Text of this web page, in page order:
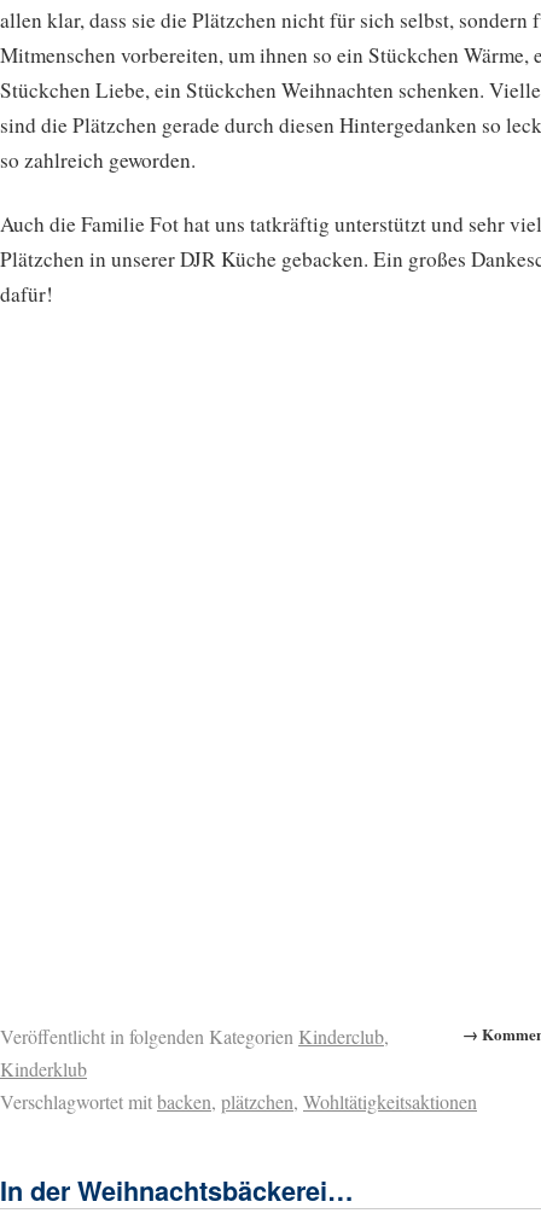
allen klar, dass sie die Plätzchen nicht für sich selbst, sondern
Mitmenschen vorbereiten, um ihnen so ein Stückchen Wärme,
Stückchen Liebe, ein Stückchen Weihnachten schenken.
sind die Plätzchen gerade durch diesen Hintergedanken so
so zahlreich geworden.
Auch die Familie Fot hat uns tatkräftig unterstützt und sehr
Plätzchen in unserer DJR Küche gebacken. Ein großes
dafür!
→
Veröffentlicht in folgenden Kategorien Kinderclub,
Kinderklub
Verschlagwortet mitbacken, plätzchen, Wohltätigkeitsaktionen
In der Weihnachtsbäckerei…